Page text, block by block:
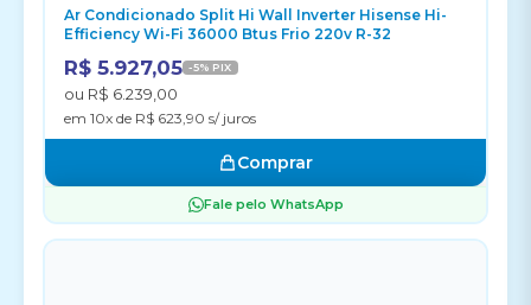
Ar Condicionado Split Hi Wall Inverter Hisense Hi-
Efficiency Wi-Fi 36000 Btus Frio 220v R-32
R$ 5.927,05 -5% PIX
ou R$ 6.239,00
em 10x de R$ 623,90 s/ juros
Comprar
Fale pelo WhatsApp